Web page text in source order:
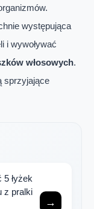
występująca
i wywoływać
włosowych.
sprzyjające
łyżek
z pralki
→